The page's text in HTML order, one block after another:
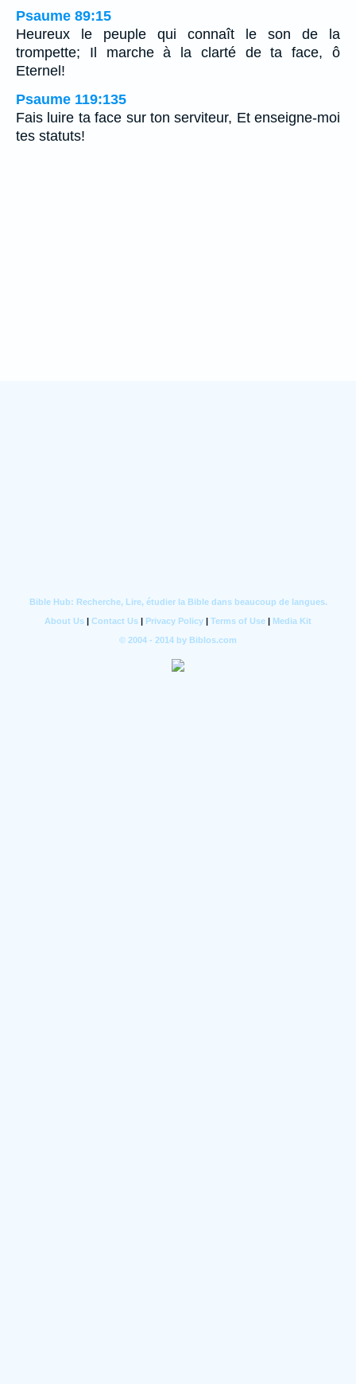
Psaume 89:15
Heureux le peuple qui connaît le son de la
trompette; Il marche à la clarté de ta face, ô
Eternel!
Psaume 119:135
Fais luire ta face sur ton serviteur, Et enseigne-moi
tes statuts!